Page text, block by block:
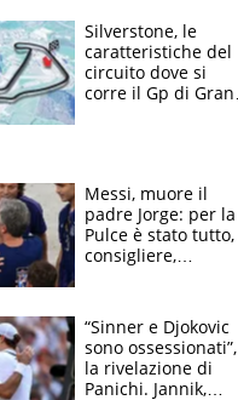
Silverstone, le
caratteristiche del
circuito dove si
corre il Gp di Gran
Messi, muore il
padre Jorge: per la
Pulce è stato tutto,
consigliere,
“Sinner e Djokovic
sono ossessionati”,
la rivelazione di
Panichi. Jannik,